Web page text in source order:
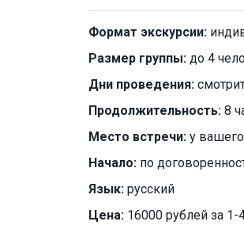
Формат экскурсии:
Размер группы: до 4
Дни проведения:
Продолжительность: 8
Место встречи: у
Начало: по
Язык: русский
Цена: 16000 рублей за 1-